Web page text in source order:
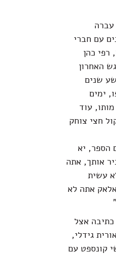
עברה
עם חברי
רפי כהן
האחרון
שנים
ימים
עוד
חצי צוחק
הספר, יא
אותך, אתה
עשית
אתה לא
אצל
גידלי,
קונספט עם